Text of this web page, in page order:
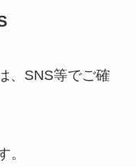
、SNS等でご確
。